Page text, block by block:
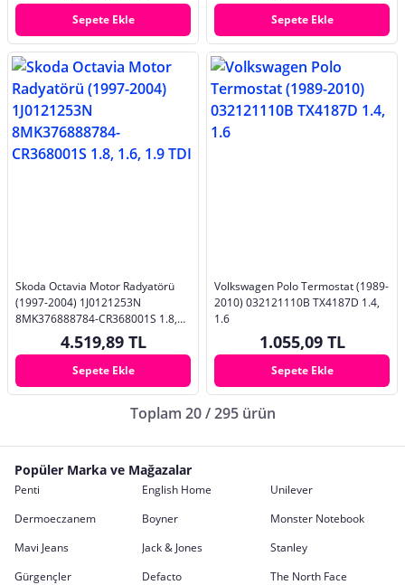
Sepete Ekle Sepete Ekle
Skoda Octavia Motor Radyatörü
(1997-2004) 1J0121253N
8MK376888784-CR368001S 1.8,
1.6, 1.9 TDI4.519,89 TL
Sepete Ekle
Volkswagen Polo Termostat (1989-
2010) 032121110B TX4187D 1.4,
1.6
1.055,09 TL
Sepete Ekle
Toplam 20 / 295 ürün
Popüler Marka ve Mağazalar
Penti English Home
Unilever
Dermoeczanem
Boyner
Monster Notebook
Mavi Jeans
Jack & Jones
Stanley
Gürgençler
Defacto
The North Face